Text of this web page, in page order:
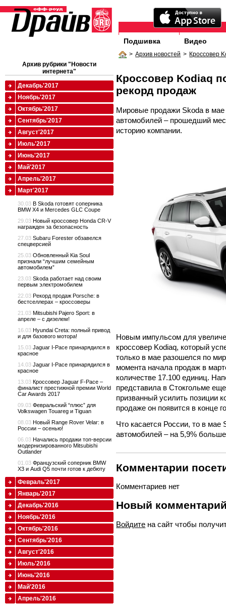
Подшивка Видео
> Архив новостей > Кроссовер
Кроссовер Kodiaq
рекорд продаж
Мировые продажи Skoda в мае
автомобилей – прошедший
историю компании.
Новым импульсом для
кроссовер Kodiaq, который
только в мае разошелся по
момента начала продаж в
количестве 17.100 единиц.
представила в Стокгольме
призванный усилить позиции
продаже он появится в конце
Что касается России, то в мае
автомобилей – на 5,9%
Комментарии
Комментариев нет
Новый
Войдите на сайт чтобы
Архив рубрики "Новости
интернета"
Декабрь'2017
Ноябрь'2017
Октябрь'2017
Сентябрь'2017
Август'2017
Июль'2017
Июнь'2017
Май'2017
Апрель'2017
Март'2017
30.03 В Skoda готовят соперника
BMW X4 и Mercedes GLC Coupe
29.03 Новый кроссовер Honda CR-V
награжден за безопасность
27.03 Subaru Forester обзавелся
спецверсией
25.03 Обновленный Kia Soul
признали “лучшим семейным
автомобилем”
23.03 Skoda работает над своим
первым электромобилем
22.03 Рекорд продаж Porsche: в
бестселлерах – кроссоверы
21.03 Mitsubishi Pajero Sport: в
апреле – с дизелем!
16.03 Hyundai Creta: полный привод
и для базового мотора!
15.03 Jaguar I-Pace принарядился в
красное
14.03 Jaguar I-Pace принарядился в
красное
13.03 Кроссовер Jaguar F-Pace –
финалист престижной премии World
Car Awards 2017
09.03 Февральский “плюс” для
Volkswagen Touareg и Tiguan
08.03 Новый Range Rover Velar: в
России – осенью!
06.03 Начались продажи топ-версии
модернизированного Mitsubishi
Outlander
01.03 Французский соперник BMW
X3 и Audi Q5 почти готов к дебюту
Февраль'2017
Январь'2017
Декабрь'2016
Ноябрь'2016
Октябрь'2016
Сентябрь'2016
Август'2016
Июль'2016
Июнь'2016
Май'2016
Апрель'2016